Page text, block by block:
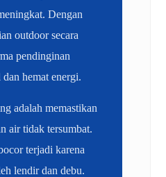
Dengan
outdoor secara
pendinginan
hemat energi.
adalah memastikan
air tidak tersumbat.
terjadi karena
lendir dan debu.